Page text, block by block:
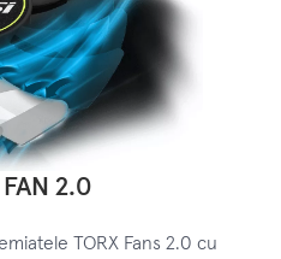
2.0
TORX Fans 2.0 cu